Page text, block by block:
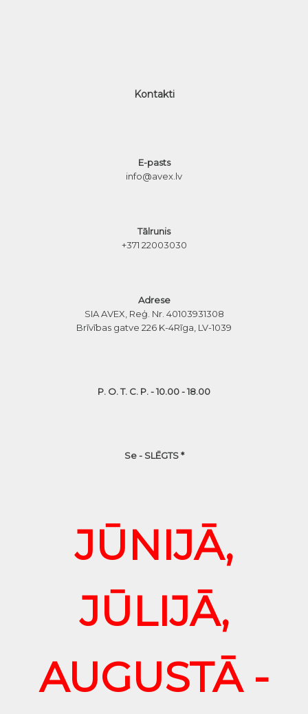
Kontakti
E-pasts
info@avex.lv
Tālrunis
+371 22003030
Adrese
SIA AVEX, Reģ. Nr. 40103931308
Brīvības gatve 226 K-4Rīga, LV-1039
P. O. T. C. P. - 10.00 - 18.00
Se - SLĒGTS *
JŪNIJĀ,
JŪLIJĀ,
AUGUSTĀ -